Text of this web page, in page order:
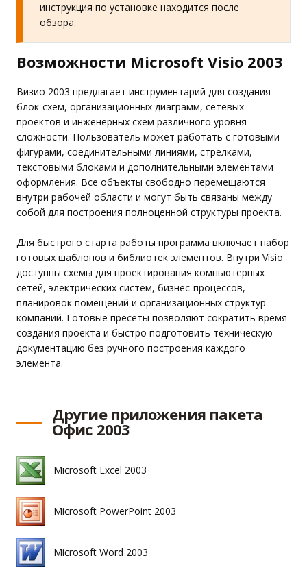
инструкция по установке находится после
обзора.
Возможности Microsoft Visio 2003
Визио 2003 предлагает инструментарий для создания
блок-схем, организационных диаграмм, сетевых
проектов и инженерных схем различного уровня
сложности. Пользователь может работать с готовыми
фигурами, соединительными линиями, стрелками,
текстовыми блоками и дополнительными элементами
оформления. Все объекты свободно перемещаются
внутри рабочей области и могут быть связаны между
собой для построения полноценной структуры проекта.
Для быстрого старта работы программа включает набор
готовых шаблонов и библиотек элементов. Внутри Visio
доступны схемы для проектирования компьютерных
сетей, электрических систем, бизнес-процессов,
планировок помещений и организационных структур
компаний. Готовые пресеты позволяют сократить время
создания проекта и быстро подготовить техническую
документацию без ручного построения каждого
элемента.
Другие приложения пакета
Офис 2003
Microsoft Excel 2003
Microsoft PowerPoint 2003
Microsoft Word 2003